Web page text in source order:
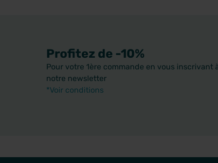
Profitez de -10%
Pour votre 1ère commande en vous inscrivant
notre newsletter
*Voir conditions